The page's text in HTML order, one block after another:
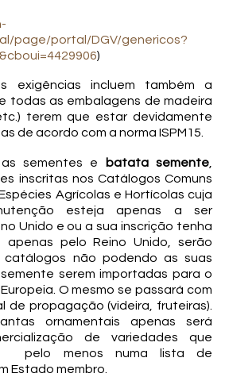
page/portal/DGV/genericos?
)
exigências incluem também a
todas as embalagens de madeira
terem que estar devidamente
de acordo com a norma ISPM15.
sementes e batata semente
inscritas nos Catálogos Comuns
Agrícolas e Hortícolas cuja
esteja apenas a ser
Unido e ou a sua inscrição tenha
apenas pelo Reino Unido, serão
não podendo as suas
serem importadas para o
O mesmo se passará com
de propagação (videira, fruteiras).
ornamentais apenas será
de variedades que
pelo menos numa lista de
Estado membro.